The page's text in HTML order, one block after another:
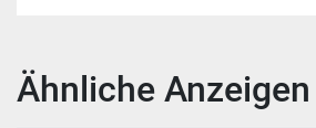
Ähnliche Anzeigen